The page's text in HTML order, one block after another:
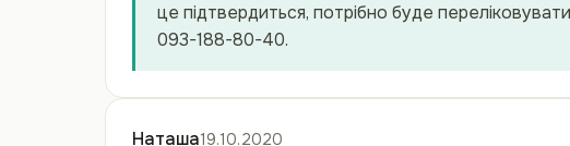
це підтвердиться, потрібно буде
093-188-80-40.
Наташа19.10.2020